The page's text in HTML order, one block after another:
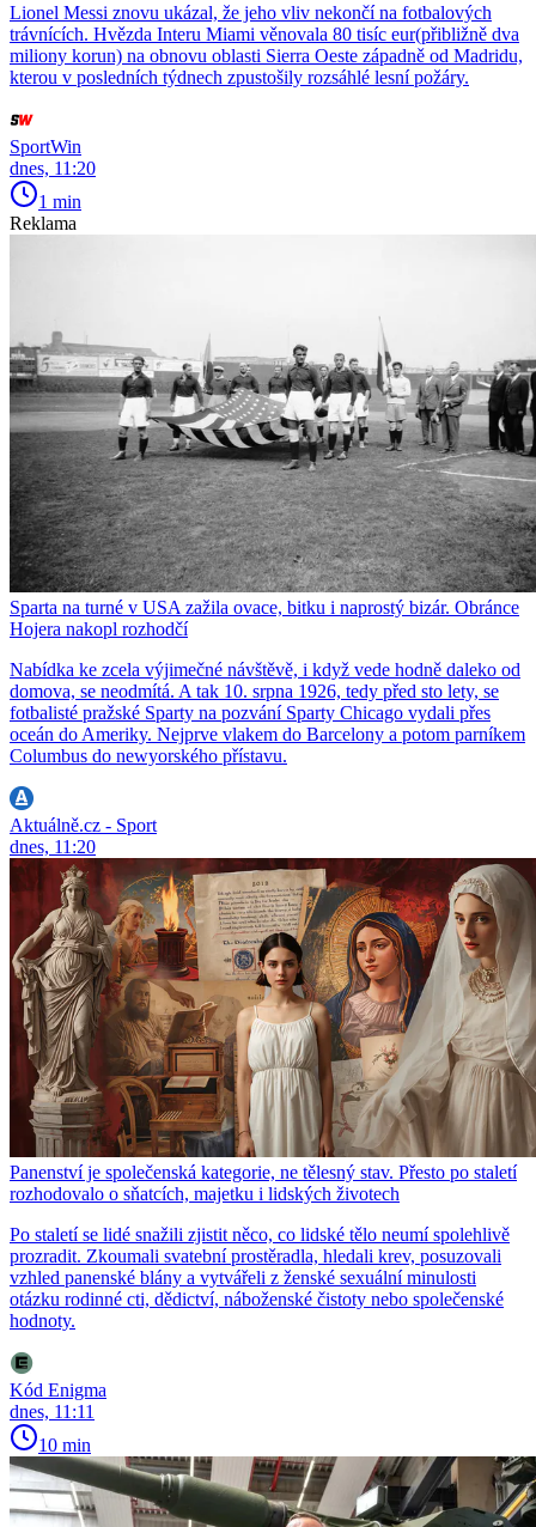
Lionel Messi znovu ukázal, že jeho vliv nekončí na fotbalových
trávnících. Hvězda Interu Miami věnovala 80 tisíc eur(přibližně dva
miliony korun) na obnovu oblasti Sierra Oeste západně od Madridu,
kterou v posledních týdnech zpustošily rozsáhlé lesní požáry.
SportWin
dnes, 11:20
1 min
Reklama
Sparta na turné v USA zažila ovace, bitku i naprostý bizár. Obránce
Hojera nakopl rozhodčí
Nabídka ke zcela výjimečné návštěvě, i když vede hodně daleko od
domova, se neodmítá. A tak 10. srpna 1926, tedy před sto lety, se
fotbalisté pražské Sparty na pozvání Sparty Chicago vydali přes
oceán do Ameriky. Nejprve vlakem do Barcelony a potom parníkem
Columbus do newyorského přístavu.
Aktuálně.cz - Sport
dnes, 11:20
Panenství je společenská kategorie, ne tělesný stav. Přesto po staletí
rozhodovalo o sňatcích, majetku i lidských životech
Po staletí se lidé snažili zjistit něco, co lidské tělo neumí spolehlivě
prozradit. Zkoumali svatební prostěradla, hledali krev, posuzovali
vzhled panenské blány a vytvářeli z ženské sexuální minulosti
otázku rodinné cti, dědictví, náboženské čistoty nebo společenské
hodnoty.
Kód Enigma
dnes, 11:11
10 min